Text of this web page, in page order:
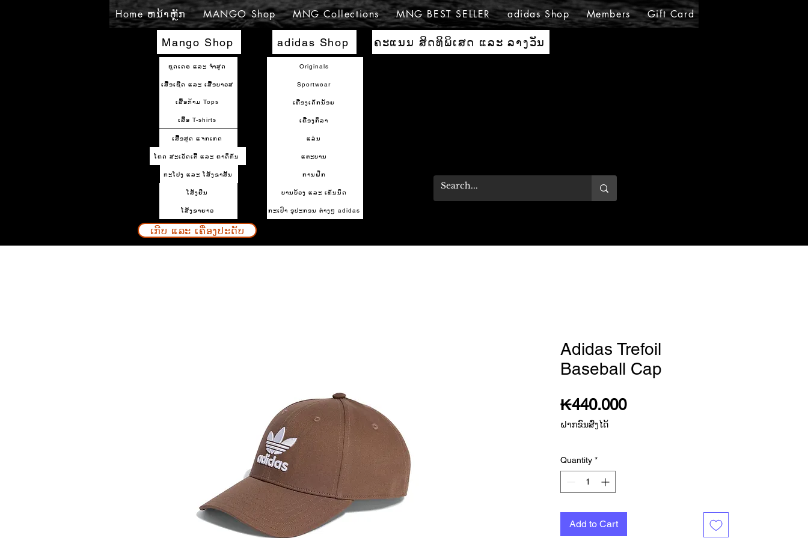
Home ຫນ້າຫຼັກ MANGO Shop MNG Collections MNG BEST SELLER adidas Shop Members Gift Card
Mango Shop
ຊຸດເດຣ ແລະ ຈຳສູດ
ເສື້ອກ້າມ Tops
ເສື້ອເຊີດ ແລະ ເສື້ອບາວສ
ເສື້ອ T-shirts
ເສື້ອສູດ ແຈກເກດ
ໂຄດ ສະເວັດເຕີ້ ແລະ ຄາດິກັນ
ກະໂປງ ແລະ ໂສ້ງຂາສັ້ນ
ໂສ້ງຢິນ
ໂສ້ງຂາຍາວ
adidas Shop ຄະແນນ ສິດທິພິເສດ ແລະ ລາງວັນ
Originals
Sportwear
ເຄື່ອງເດັກນ້ອຍ
ເຄື່ອງກິລາ
ແລ່ນ
ແຕະບານ
ການຝຶກ
ບານບ້ວງ ແລະ ເທັນນິດ
ກະເປົາ ອຸປະກອນ ຕ່າງໆ adidas
ເກີບ ແລະ ເຄື່ອງປະດັບ
Adidas Trefoil
Baseball Cap
₭440.000Price
ຝາກຂົນສົ່ງໄດ້
Quantity *
Add to Cart